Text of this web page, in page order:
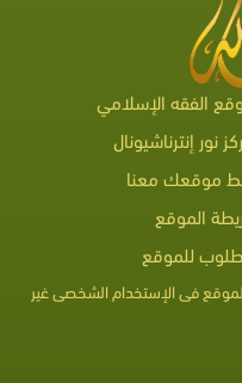
الفقه الإسلامي
نور إنترناشيونال
موقعك معنا
الموقع
للموقع
فى الإستخدام الشخصى غير